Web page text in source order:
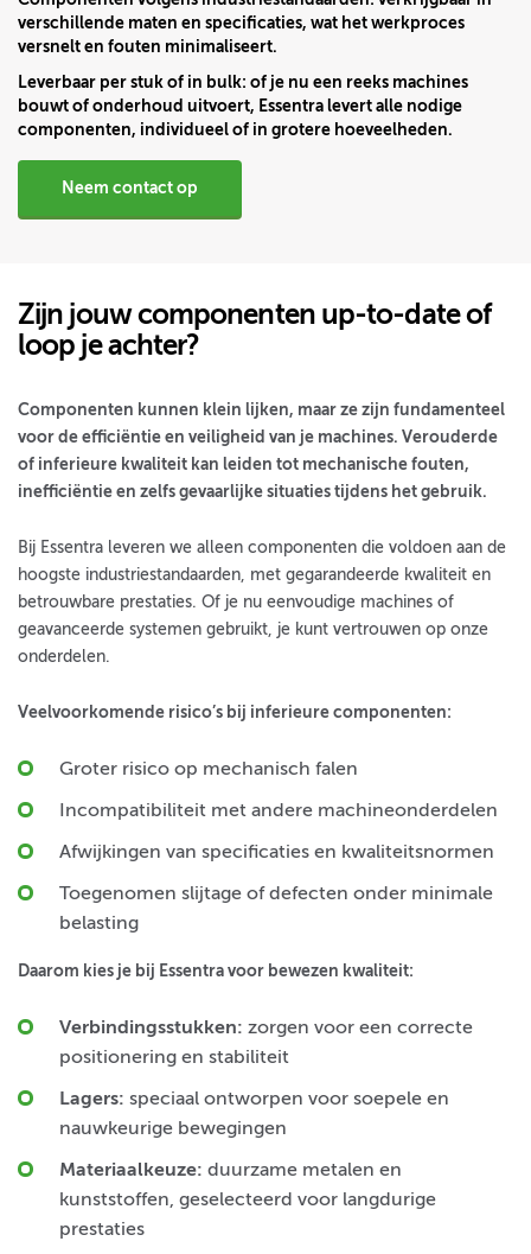
verschillende maten en specificaties, wat het werkproces
versnelt en fouten minimaliseert.
Leverbaar per stuk of in bulk: of je nu een reeks machines
bouwt of onderhoud uitvoert, Essentra levert alle nodige
componenten, individueel of in grotere hoeveelheden.
Neem contact op
Zijn jouw componenten up-to-date of
loop je achter?
Componenten kunnen klein lijken, maar ze zijn fundamenteel
voor de efficiëntie en veiligheid van je machines. Verouderde
of inferieure kwaliteit kan leiden tot mechanische fouten,
inefficiëntie en zelfs gevaarlijke situaties tijdens het gebruik.
Bij Essentra leveren we alleen componenten die voldoen aan de
hoogste industriestandaarden, met gegarandeerde kwaliteit en
betrouwbare prestaties. Of je nu eenvoudige machines of
geavanceerde systemen gebruikt, je kunt vertrouwen op onze
onderdelen.
Veelvoorkomende risico’s bij inferieure componenten:
Groter risico op mechanisch falen
Incompatibiliteit met andere machineonderdelen
Afwijkingen van specificaties en kwaliteitsnormen
Toegenomen slijtage of defecten onder minimale
belasting
Daarom kies je bij Essentra voor bewezen kwaliteit:
Verbindingsstukken: zorgen voor een correcte
positionering en stabiliteit
Lagers: speciaal ontworpen voor soepele en
nauwkeurige bewegingen
Materiaalkeuze: duurzame metalen en
kunststoffen, geselecteerd voor langdurige
prestaties